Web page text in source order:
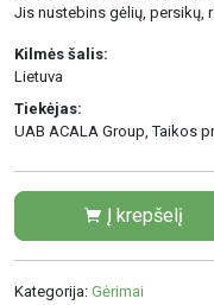
Jis nustebins gėlių, persikų,
Kilmės šalis:
Lietuva
Tiekėjas:
UAB ACALA Group, Taikos
Į krepšelį
Kategorija: Gėrimai